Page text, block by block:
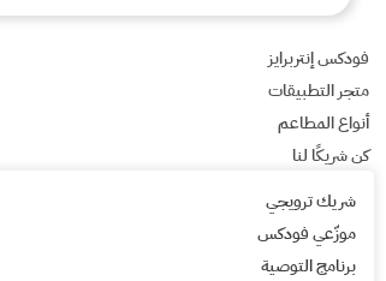
فودكس إنتربرايز
متجر التطبيقات
أنواع المطاعم
كن شريكًا لنا
شريك ترويجي
موزّعي فودكس
برنامج التوصية